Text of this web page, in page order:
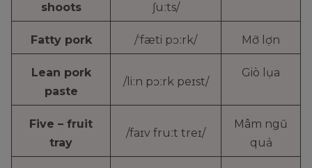
shoots
ʃuːts/
Fatty pork /ˈfæti pɔːrk/ Mỡ lợn
Lean pork
paste
/liːn pɔːrk peɪst/
Giò lụa
Five – fruit
tray
/faɪv fruːt treɪ/
Mâm ngũ
quả